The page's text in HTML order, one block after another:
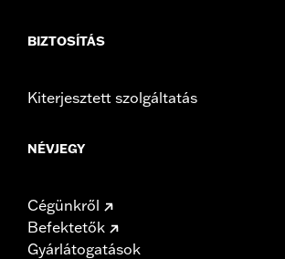
BIZTOSÍTÁS
Kiterjesztett szolgáltatás
NÉVJEGY
Cégünkről
Befektetők
Gyárlátogatások